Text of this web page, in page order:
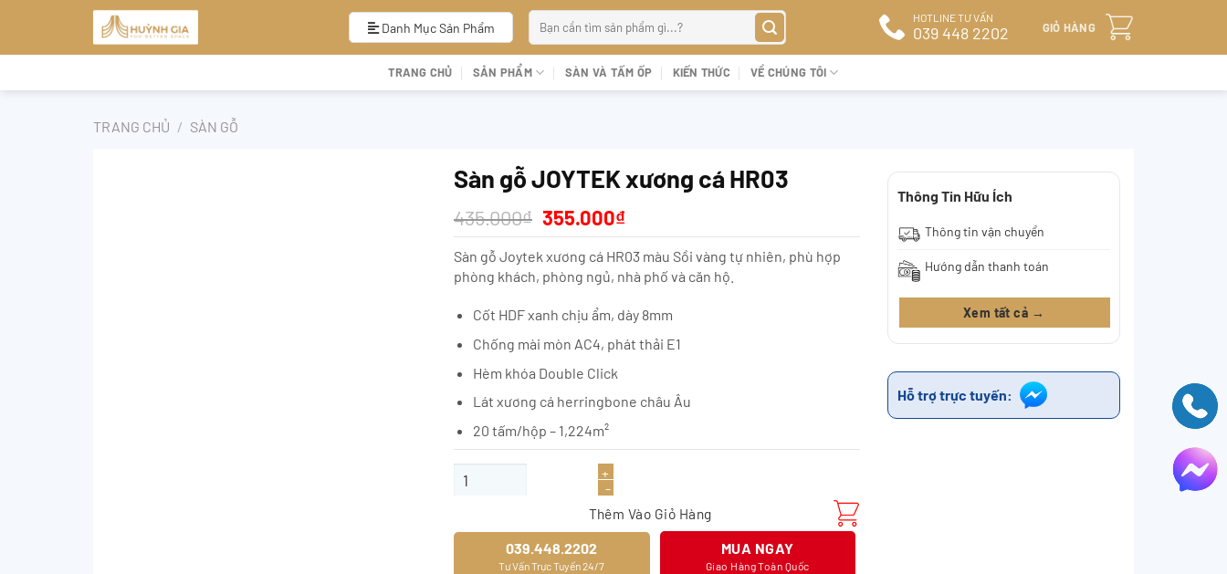
Danh Mục Sản Phẩm
kiếm:
HOTLINE TƯ VẤN
039 448 2202 GIỎ HÀNG
TRANG CHỦ SẢN PHẨM SÀN VÀ TẤM ỐP KIẾN THỨC VỀ CHÚNG TÔI
TRANG CHỦ / SÀN GỖ
Sàn gỗ JOYTEK xương cá HR03
435.000₫ Giá
gốc
435.000₫.
355.000₫Giá
hiện
tại
là:
355.000₫.
Sàn gỗ Joytek xương cá HR03 màu Sồi vàng tự nhiên, phù hợp
phòng khách, phòng ngủ, nhà phố và căn hộ.
Cốt HDF xanh chịu ẩm, dày 8mm
Chống mài mòn AC4, phát thải E1
Hèm khóa Double Click
Lát xương cá herringbone châu Âu
20 tấm/hộp – 1,224m²
Sàn gỗ JOYTEK xương cá HR03 số lượng
Thêm Vào Giỏ Hàng
039.448.2202
Tư Vấn Trực Tuyến 24/7
MUA NGAY
Giao Hàng Toàn Quốc
Thông Tin Hữu Ích
Thông tin vận chuyển
Hướng dẫn thanh toán
Xem tất cả →
Hỗ trợ trực tuyến: